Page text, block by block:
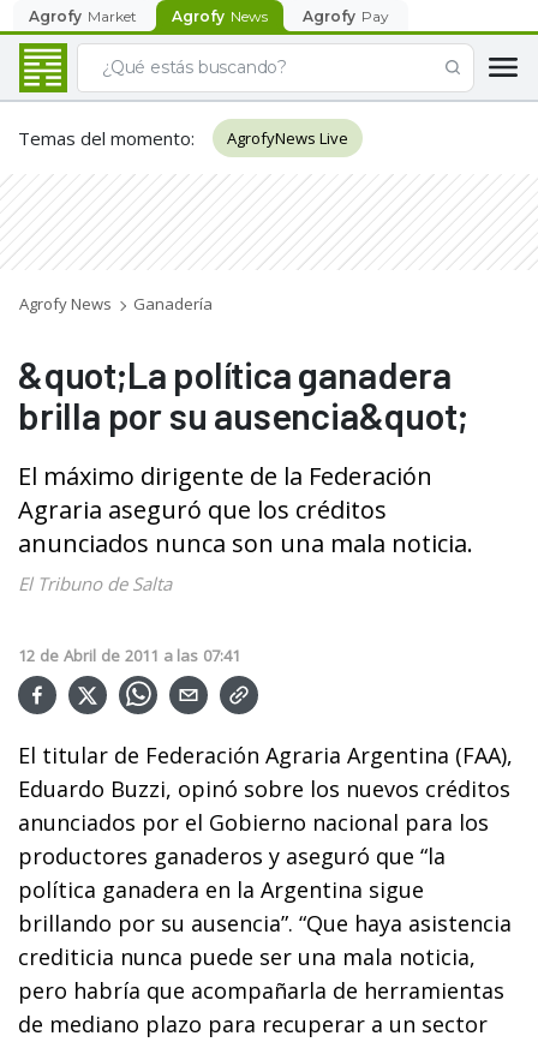
Agrofy Market Agrofy News Agrofy Pay
Temas del momento: AgrofyNews Live
Agrofy News Ganadería
&quot;La política ganadera
brilla por su ausencia&quot;
El máximo dirigente de la Federación
Agraria aseguró que los créditos
anunciados nunca son una mala noticia.
El Tribuno de Salta
12 de Abril de 2011 a las 07:41
El titular de Federación Agraria Argentina (FAA),
Eduardo Buzzi, opinó sobre los nuevos créditos
anunciados por el Gobierno nacional para los
productores ganaderos y aseguró que “la
política ganadera en la Argentina sigue
brillando por su ausencia”. “Que haya asistencia
crediticia nunca puede ser una mala noticia,
pero habría que acompañarla de herramientas
de mediano plazo para recuperar a un sector